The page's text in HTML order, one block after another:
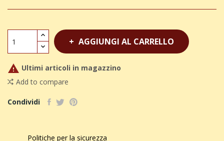
AGGIUNGI AL CARRELLO
 Ultimi articoli in magazzino
Add to compare
Condividi
Politiche per la sicurezza